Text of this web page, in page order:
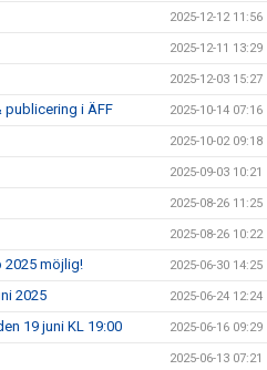
2025-12-12 11:56
2025-12-11 13:29
2025-12-03 15:27
i ÄFF 2025-10-14 07:16
2025-10-02 09:18
2025-09-03 10:21
2025-08-26 11:25
2025-08-26 10:22
2025 möjlig! 2025-06-30 14:25
2025 2025-06-24 12:24
19 juni KL 19:00 2025-06-16 09:29
2025-06-13 07:21